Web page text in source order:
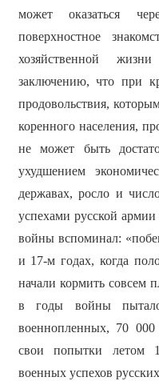
может оказаться
поверхностное
хозяйственной
заключению, что при
продовольствия,
коренного населения,
не может быть
ухудшением
державах, росло и
успехами русской
войны вспоминал:
и 17-м годах, когда
начали кормить совсем
в годы войны
военнопленных, 70
свои попытки летом
военных успехов